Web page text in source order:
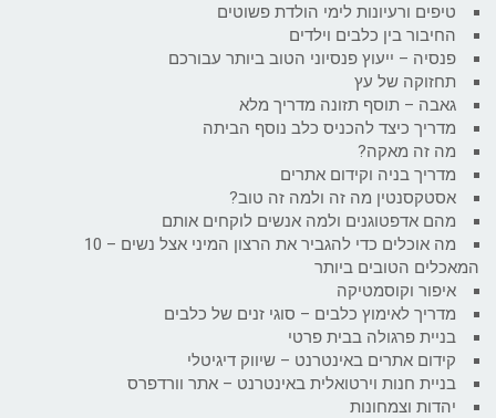
טיפים ורעיונות לימי הולדת פשוטים
החיבור בין כלבים וילדים
פנסיה – ייעוץ פנסיוני הטוב ביותר עבורכם
תחזוקה של עץ
גאבה – תוסף תזונה מדריך מלא
מדריך כיצד להכניס כלב נוסף הביתה
מה זה מאקה?
מדריך בניה וקידום אתרים
אסטקסנטין מה זה ולמה זה טוב?
מהם אדפטוגנים ולמה אנשים לוקחים אותם
מה אוכלים כדי להגביר את הרצון המיני אצל נשים – 10
המאכלים הטובים ביותר
איפור וקוסמטיקה
מדריך לאימוץ כלבים – סוגי זנים של כלבים
בניית פרגולה בבית פרטי
קידום אתרים באינטרנט – שיווק דיגיטלי
בניית חנות וירטואלית באינטרנט – אתר וורדפרס
יהדות וצמחונות